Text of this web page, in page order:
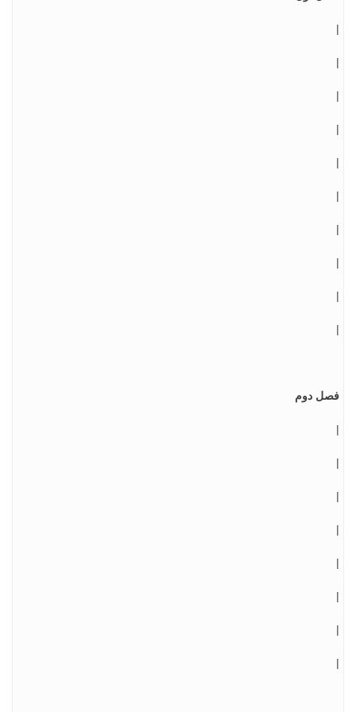
|
|
|
|
|
|
|
|
|
|
فصل دوم
|
|
|
|
|
|
|
|